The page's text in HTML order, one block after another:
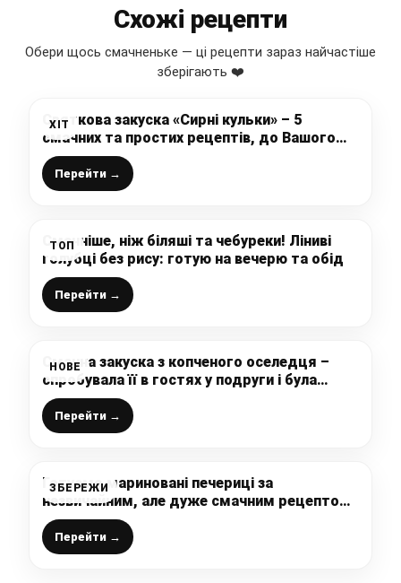
Схожі рецепти
Обери щось смачненьке — ці рецепти зараз найчастіше
зберігають ❤️
ХІТ
Святкова закуска «Сирні кульки» – 5
смачних та простих рецептів, до Вашого
Новорічного столу
Перейти →
ТОП
Смачніше, ніж біляші та чебуреки! Ліниві
голубці без рису: готую на вечерю та обід
Перейти →
НОВЕ
Смачна закуска з копченого оселедця –
спробувала її в гостях у подруги і була
здивована
Перейти →
ЗБЕРЕЖИ
Готуємо мариновані печериці за
незвичайним, але дуже смачним рецептом:
спробувала і результат мене вразив,
пропоную і Вам – це дуже смачно
Перейти →